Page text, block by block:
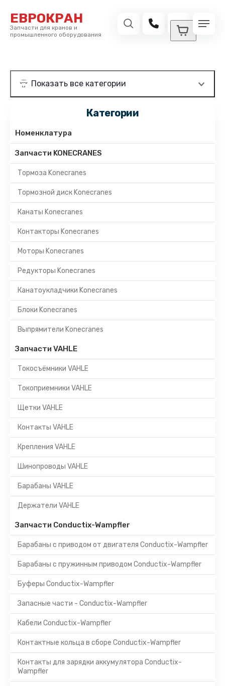
ЕВРОКРАН
Запчасти для кранов и
промышленного оборудования
Категории
Номенклатура
Запчасти KONECRANES
Тормоза Konecranes
Тормозной диск Konecranes
Канаты Konecranes
Контакторы Konecranes
Моторы Konecranes
Редукторы Konecranes
Канатоукладчики Konecranes
Блоки Konecranes
Выпрямители Konecranes
Запчасти VAHLE
Токосъёмники VAHLE
Токоприемники VAHLE
Щетки VAHLE
Контакты VAHLE
Крепления VAHLE
Шинопроводы VAHLE
Барабаны VAHLE
Держатели VAHLE
Запчасти Conductix-Wampfler
Барабаны с приводом от двигателя Conductix-Wampfler
Барабаны с пружинным приводом Conductix-Wampfler
Буферы Conductix-Wampfler
Запасные части - Conductix-Wampfler
Кабели Conductix-Wampfler
Контактные кольца в сборе Conductix-Wampfler
Контакты для зарядки аккумулятора Conductix-
Wampfler